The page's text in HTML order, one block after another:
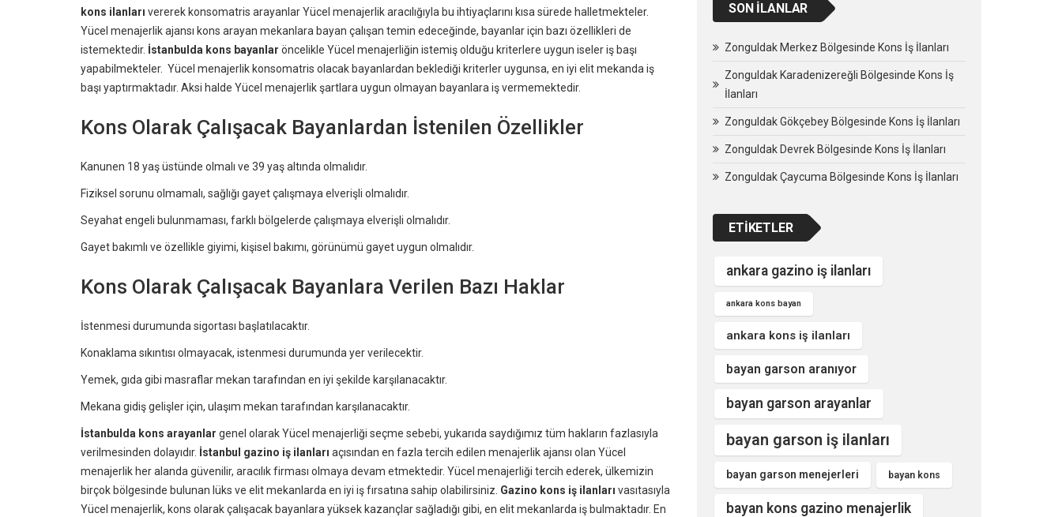
kons ilanları vererek konsomatris arayanlar Yücel menajerlik aracılığıyla bu ihtiyaçlarını kısa sürede halletmekteler.
Yücel menajerlik ajansı kons arayan mekanlara bayan çalışan temin edeceğinde, bayanlar için bazı özellikleri de
istemektedir. İstanbulda kons bayanlar öncelikle Yücel menajerliğin istemiş olduğu kriterlere uygun iseler iş başı
yapabilmekteler. Yücel menajerlik konsomatris olacak bayanlardan beklediği kriterler uygunsa, en iyi elit mekanda iş
başı yaptırmaktadır. Aksi halde Yücel menajerlik şartlara uygun olmayan bayanlara iş vermemektedir.
Kons Olarak Çalışacak Bayanlardan İstenilen Özellikler
Kanunen 18 yaş üstünde olmalı ve 39 yaş altında olmalıdır.
Fiziksel sorunu olmamalı, sağlığı gayet çalışmaya elverişli olmalıdır.
Seyahat engeli bulunmaması, farklı bölgelerde çalışmaya elverişli olmalıdır.
Gayet bakımlı ve özellikle giyimi, kişisel bakımı, görünümü gayet uygun olmalıdır.
Kons Olarak Çalışacak Bayanlara Verilen Bazı Haklar
İstenmesi durumunda sigortası başlatılacaktır.
Konaklama sıkıntısı olmayacak, istenmesi durumunda yer verilecektir.
Yemek, gıda gibi masraflar mekan tarafından en iyi şekilde karşılanacaktır.
Mekana gidiş gelişler için, ulaşım mekan tarafından karşılanacaktır.
İstanbulda kons arayanlar genel olarak Yücel menajerliği seçme sebebi, yukarıda saydığımız tüm hakların fazlasıyla
verilmesinden dolayıdır. İstanbul gazino iş ilanları açısından en fazla tercih edilen menajerlik ajansı olan Yücel
menajerlik her alanda güvenilir, aracılık firması olmaya devam etmektedir. Yücel menajerliği tercih ederek, ülkemizin
birçok bölgesinde bulunan lüks ve elit mekanlarda en iyi iş fırsatına sahip olabilirsiniz. Gazino kons iş ilanları vasıtasıyla
Yücel menajerlik, kons olarak çalışacak bayanlara yüksek kazançlar sağladığı gibi, en elit mekanlarda iş bulmaktadır. En
SON İLANLAR
Zonguldak Merkez Bölgesinde Kons İş İlanları
Zonguldak Karadenizereğli Bölgesinde Kons İş
İlanları
Zonguldak Gökçebey Bölgesinde Kons İş İlanları
Zonguldak Devrek Bölgesinde Kons İş İlanları
Zonguldak Çaycuma Bölgesinde Kons İş İlanları
ETIKETLER
ankara gazino iş ilanları
ankara kons bayan
ankara kons iş ilanları
bayan garson aranıyor
bayan garson arayanlar
bayan garson iş ilanları
bayan garson menejerleri bayan kons
bayan kons gazino menajerlik